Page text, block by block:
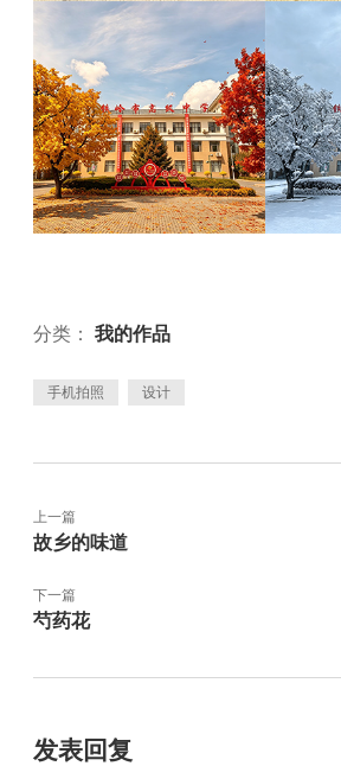
分类： 我的作品
手机拍照 设计
上一篇
故乡的味道
下一篇
芍药花
发表回复